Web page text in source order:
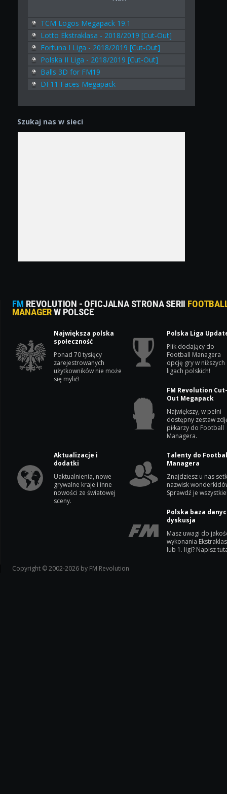
TCM Logos Megapack 19.1
Lotto Ekstraklasa - 2018/2019 [Cut-Out]
Fortuna I Liga - 2018/2019 [Cut-Out]
Polska II Liga - 2018/2019 [Cut-Out]
Balls 3D for FM19
DF11 Faces Megapack
Szukaj nas w sieci
FM REVOLUTION - OFICJALNA STRONA SERII
MANAGERW POLSCE
Największa polska
społeczność
Ponad 70 tysięcy
zarejestrowanych
użytkowników nie może
się mylić!
Polska Liga
Plik dodający do
Football Managera
opcję gry w niższych
ligach polskich!
FM Revolution
Out Megapack
Największy, w pełni
dostępny zestaw
piłkarzy do Football
Managera.
Aktualizacje i
dodatki
Uaktualnienia, nowe
grywalne kraje i inne
nowości ze światowej
sceny.
Talenty do
Managera
Znajdziesz u nas
nazwisk
Sprawdź je
Polska baza
dyskusja
Masz uwagi do
wykonania
lub 1. ligi? Napisz
Copyright © 2002-2026 by FM Revolution